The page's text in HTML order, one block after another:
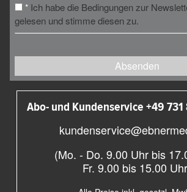
* Ich habe die Bedingungen zur
gelesen und stimme diesen zu.
Absenden
Abo- und Kundenservice +49
(Mo. - Do. 9.00 Uhr bis
Fr. 9.00 bis 15.00